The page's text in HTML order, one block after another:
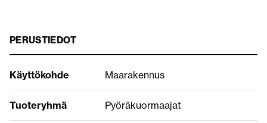
PERUSTIEDOT
Käyttökohde Maarakennus
Tuoteryhmä Pyöräkuormaajat